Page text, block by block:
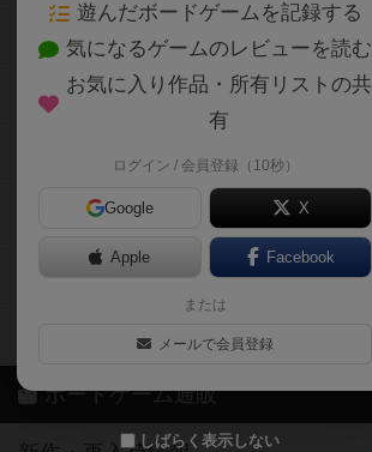
遊んだボードゲームを記録する
気になるゲームのレビューを読む
お気に入り作品・所有リストの共
有
ログイン / 会員登録（10秒）
Google X
Apple Facebook
または
メールで会員登録
しばらく表示しない
ボードゲーム会情報
メカニクス特集
掲示板・トピックス
ボドとも・会員一覧
ボードゲーム業界コラム
ボドゲーマご利用案内
ボードゲーム通販